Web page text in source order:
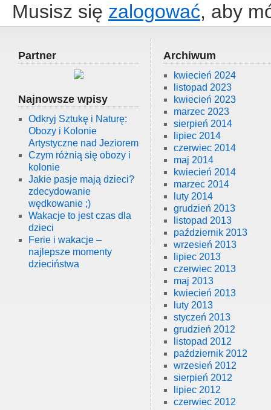
Musisz się zalogować, aby
Partner
Najnowsze wpisy
Odkryj Sztukę i Naturę:
Obozy i Kolonie
Artystyczne nad Jeziorem
Czym różnią się obozy i
kolonie
Jakie pasje mają dzieci?
zdecydowanie
wędkowanie ;)
Wakacje to jest czas dla
dzieci
Ferie i wakacje –
najlepsze momenty
dzieciństwa
Archiwum
kwiecień 2024
listopad 2023
kwiecień 2023
marzec 2023
sierpień 2014
lipiec 2014
czerwiec 2014
maj 2014
kwiecień 2014
marzec 2014
luty 2014
grudzień 2013
listopad 2013
październik 2013
wrzesień 2013
lipiec 2013
czerwiec 2013
maj 2013
kwiecień 2013
luty 2013
styczeń 2013
grudzień 2012
listopad 2012
październik 2012
wrzesień 2012
sierpień 2012
lipiec 2012
czerwiec 2012